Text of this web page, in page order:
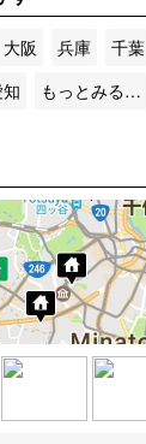
大阪 兵庫
千葉
もっとみる…